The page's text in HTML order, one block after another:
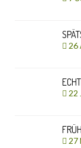
26
22
27